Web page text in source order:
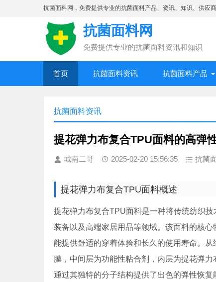
抗菌面料网，免费提供专业的抗菌面料产品、资讯、知识、供应
抗菌面料网
免费提供专业的抗菌面料资讯和知识
首页 抗菌面料资讯 抗菌面料产品
抗菌面料资讯
提花弹力布复合TPU面料的高弹
城南二哥 2025-02-20 15:56:35 抗菌
提花弹力布复合TPU面料概述
提花弹力布复合TPU面料是一种将传统纺织
装备以及高端家居用品等领域。该面料的核
能提供舒适的穿着体验和长久的使用寿命。
膜，中间层为功能性粘合剂，内层为提花弹
通过其独特的分子结构提供了出色的弹性恢复